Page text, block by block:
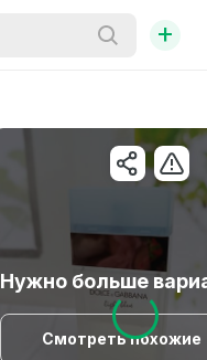
+
Нужно больше
Смотреть похожие